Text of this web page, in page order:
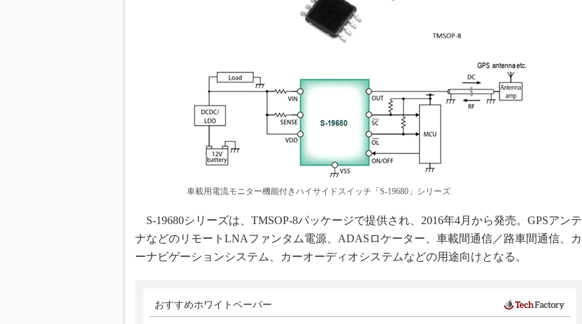
車載用電流モニター機能付きハイサイドスイッチ「S-19680」シリーズ
S-19680シリーズは、TMSOP-8パッケージで提供され、2016年4月から発売。GPSアンテ
ナなどのリモートLNAファンタム電源、ADASロケーター、車載間通信／路車間通信、カ
ーナビゲーションシステム、カーオーディオシステムなどの用途向けとなる。
おすすめホワイトペーパー